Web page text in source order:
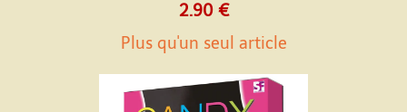
2.90 €
Plus qu'un seul article